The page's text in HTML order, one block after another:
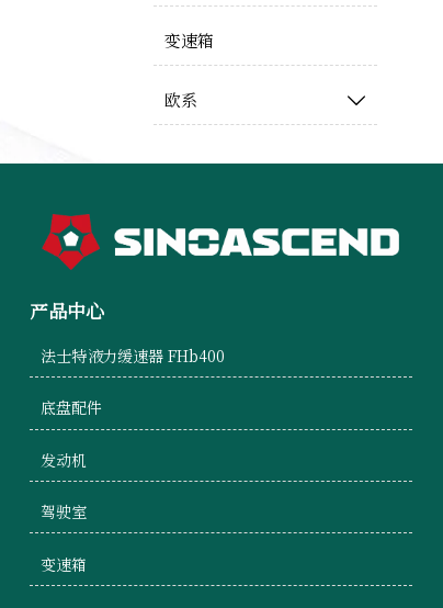
变速箱
欧系 
产品中心
法士特液力缓速器 FHb400
底盘配件
发动机
驾驶室
变速箱